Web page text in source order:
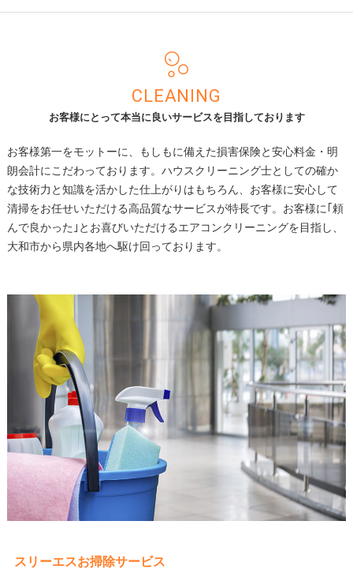
お客様にとって本当に良いサービスを目指しております
CLEANING
お客様第一をモットーに、もしもに備えた損害保険と安心料金・明
朗会計にこだわっております。ハウスクリーニング士としての確か
な技術力と知識を活かした仕上がりはもちろん、お客様に安心して
清掃をお任せいただける高品質なサービスが特長です。お客様に｢頼
んで良かった｣とお喜びいただけるエアコンクリーニングを目指し、
大和市から県内各地へ駆け回っております。
スリーエスお掃除サービス